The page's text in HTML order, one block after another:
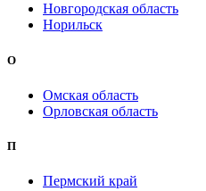
Новгородская область
Норильск
О
Омская область
Орловская область
П
Пермский край